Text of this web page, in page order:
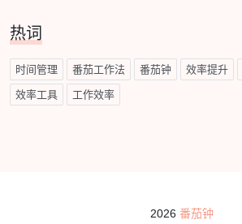
热词
时间管理 番茄工作法 番茄钟 效率提升
效率工具 工作效率
2026 番茄钟